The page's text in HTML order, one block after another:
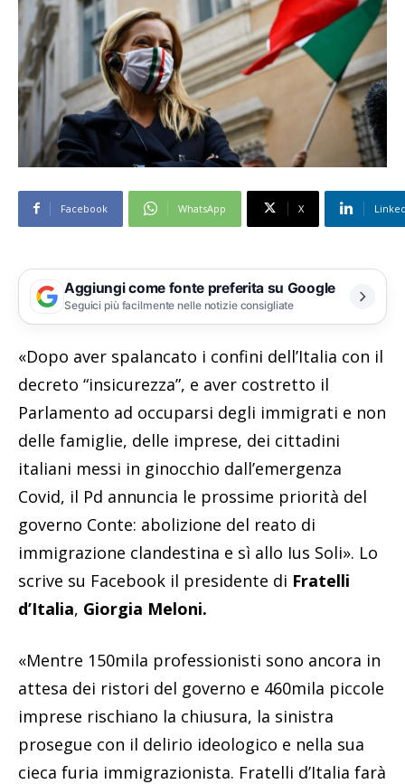
Facebook WhatsApp X
Aggiungi come fonte preferita su Google
Seguici più facilmente nelle notizie consigliate
«Dopo aver spalancato i confini dell’Italia con il
decreto “insicurezza”, e aver costretto il
Parlamento ad occuparsi degli immigrati e non
delle famiglie, delle imprese, dei cittadini
italiani messi in ginocchio dall’emergenza
Covid, il Pd annuncia le prossime priorità del
governo Conte: abolizione del reato di
immigrazione clandestina e sì allo Ius Soli». Lo
scrive su Facebook il presidente di Fratelli
d’Italia, Giorgia Meloni.
«Mentre 150mila professionisti sono ancora in
attesa dei ristori del governo e 460mila piccole
imprese rischiano la chiusura, la sinistra
prosegue con il delirio ideologico e nella sua
cieca furia immigrazionista. Fratelli d’Italia farà